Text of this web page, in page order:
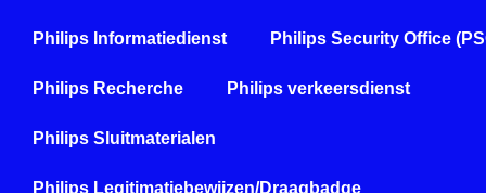
Philips Informatiedienst Philips Security Office
Philips Recherche Philips verkeersdienst
Philips Sluitmaterialen
Philips Legitimatiebewijzen/Draagbadge